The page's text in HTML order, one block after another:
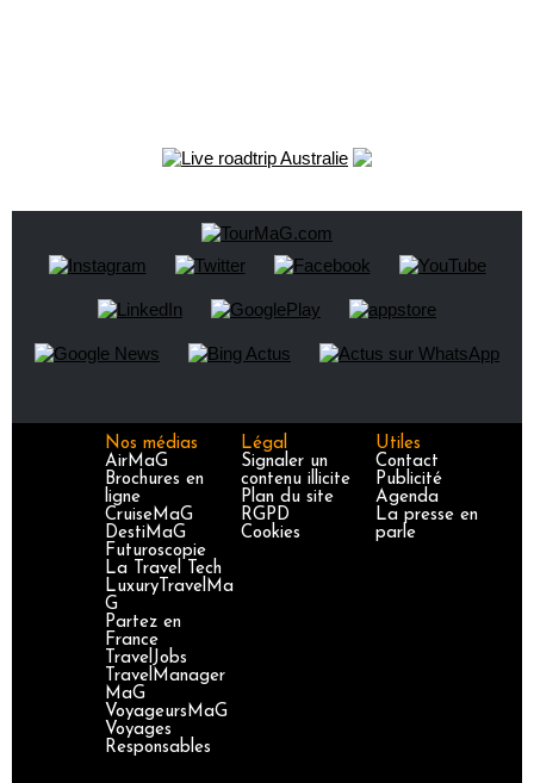
Nos médias
AirMaG
Brochures en
ligne
CruiseMaG
DestiMaG
Futuroscopie
La Travel Tech
LuxuryTravelMa
G
Partez en
France
TravelJobs
TravelManager
MaG
VoyageursMaG
Voyages
Responsables
Légal
Signaler un
contenu illicite
Plan du site
RGPD
Cookies
Utiles
Contact
Publicité
Agenda
La presse en
parle